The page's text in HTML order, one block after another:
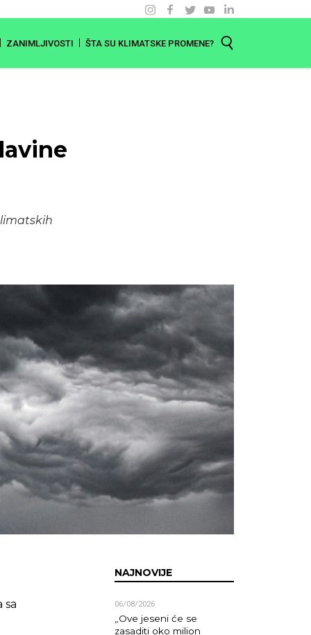
ZANIMLJIVOSTI ŠTA SU KLIMATSKE PROMENE?
sa
NAJNOVIJE
06/08/2026
„Ove jeseni će se
zasaditi oko milion